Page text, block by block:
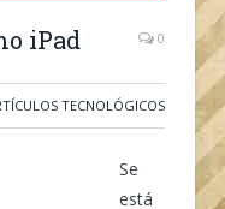
iPad 0
TECNOLÓGICOS
Se
está